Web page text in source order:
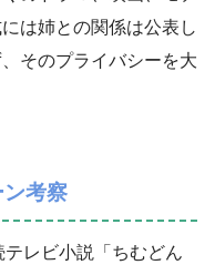
は姉との関係は公表し
そのプライバシーを大
考察
レビ小説「ちむどん